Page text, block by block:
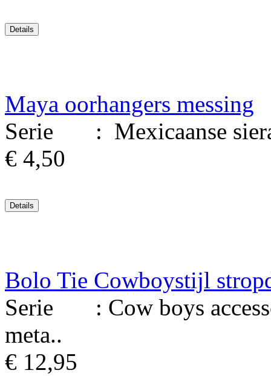
Maya oorhangers messing
Serie : Mexicaanse
€ 4,50
Bolo Tie Cowboystijl
Serie : Cow boys
meta..
€ 12,95